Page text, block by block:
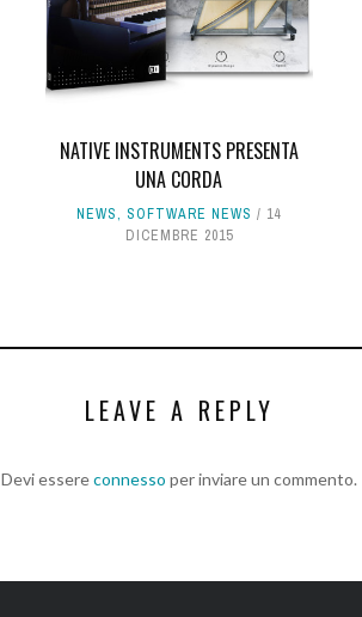
NATIVE INSTRUMENTS PRESENTA
UNA CORDA
NEWS, SOFTWARE NEWS
14
DICEMBRE 2015
LEAVE A REPLY
Devi essereconnesso per inviare un commento.